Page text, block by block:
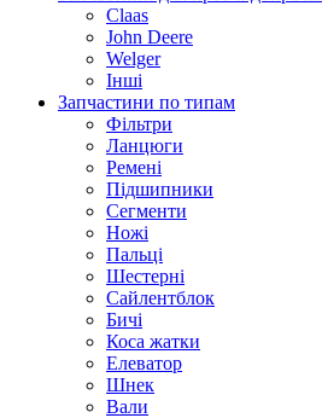
Claas
John Deere
Welger
Інші
Запчастини по типам
Фільтри
Ланцюги
Ремені
Підшипники
Сегменти
Ножі
Пальці
Шестерні
Сайлентблок
Бичі
Коса жатки
Елеватор
Шнек
Вали